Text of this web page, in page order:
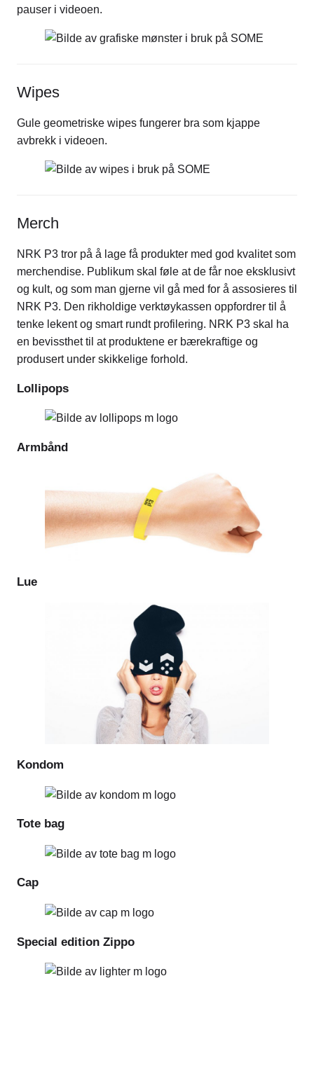
pauser i videoen.
Wipes
Gule geometriske wipes fungerer bra som kjappe
avbrekk i videoen.
Merch
NRK P3 tror på å lage få produkter med god kvalitet som
merchendise. Publikum skal føle at de får noe eksklusivt
og kult, og som man gjerne vil gå med for å assosieres til
NRK P3. Den rikholdige verktøykassen oppfordrer til å
tenke lekent og smart rundt profilering. NRK P3 skal ha
en bevissthet til at produktene er bærekraftige og
produsert under skikkelige forhold.
Lollipops
Armbånd
Lue
Kondom
Tote bag
Cap
Special edition Zippo